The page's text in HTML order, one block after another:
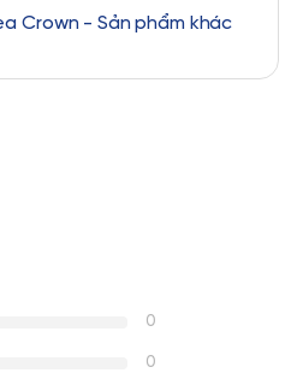
Crown - Sản phẩm khác
0
0